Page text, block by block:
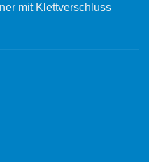
mit Klettverschluss